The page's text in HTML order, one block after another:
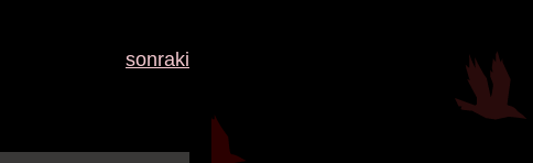
sonraki